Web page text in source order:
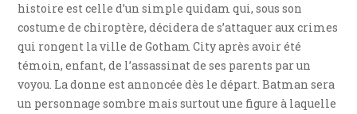
histoire est celle d’un simple quidam qui, sous son
costume de chiroptère, décidera de s’attaquer aux crimes
qui rongent la ville de Gotham City après avoir été
témoin, enfant, de l’assassinat de ses parents par un
voyou. La donne est annoncée dès le départ. Batman sera
un personnage sombre mais surtout une figure à laquelle